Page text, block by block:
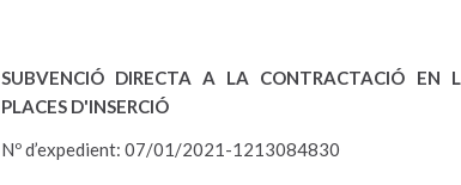
SUBVENCIÓ DIRECTA A LA CONTRACTACIÓ EN
PLACES D'INSERCIÓ
Nº d’expedient: 07/01/2021-1213084830